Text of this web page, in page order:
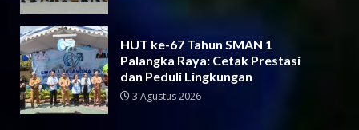
HUT ke-67 Tahun SMAN 1
Palangka Raya: Cetak Prestasi
dan Peduli Lingkungan
3 Agustus 2026